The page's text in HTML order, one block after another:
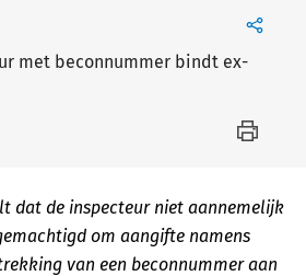
met beconnummer bindt ex-
dat de inspecteur niet aannemelijk
om aangifte namens
van een beconnummer aan